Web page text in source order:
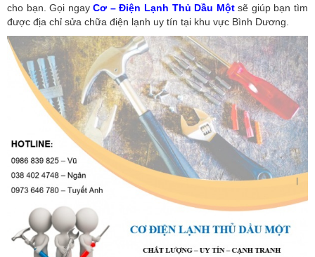
cho bạn. Gọi ngayCơ – Điện Lạnh Thủ Dầu Một sẽ giúp bạn tìm
được địa chỉ sửa chữa điện lạnh uy tín tại khu vực Bình Dương.